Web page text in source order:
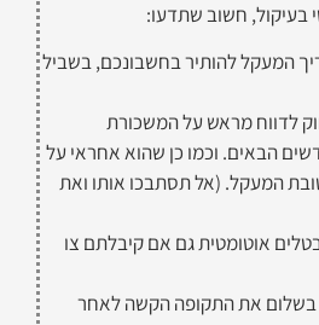
בעיקול, חשוב שתדעו:
המעקל להותיר בחשבונכם, בשביל
לדווח מראש על המשכורת
שלכם ב-3 החודשים הבאים. וכמו כן שהוא אחראי על
המעקל. (אל תסתבכו אותו ואת
אוטומטית גם אם קיבלתם צו
את התקופה הקשה לאחר